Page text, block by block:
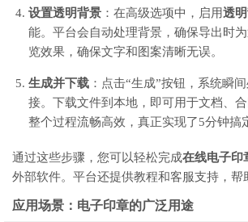
设置透明背景 ：在高级选项中，启用透
能。平台会自动处理背景，确保导出时
览效果，确保文字和图案清晰无误。
生成并下载 ：点击“生成”按钮，系统瞬
接。下载文件到本地，即可用于文档、合
整个过程流畅高效，真正实现了5分钟搞
通过这些步骤，您可以轻松完成在线电子印
外部软件。平台还提供教程和客服支持，帮
应用场景：电子印章的广泛用途